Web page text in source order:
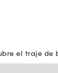
el traje